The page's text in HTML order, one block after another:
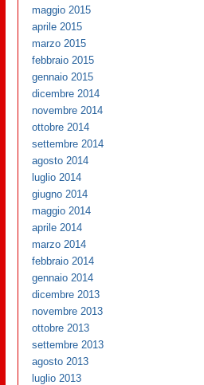
maggio 2015
aprile 2015
marzo 2015
febbraio 2015
gennaio 2015
dicembre 2014
novembre 2014
ottobre 2014
settembre 2014
agosto 2014
luglio 2014
giugno 2014
maggio 2014
aprile 2014
marzo 2014
febbraio 2014
gennaio 2014
dicembre 2013
novembre 2013
ottobre 2013
settembre 2013
agosto 2013
luglio 2013